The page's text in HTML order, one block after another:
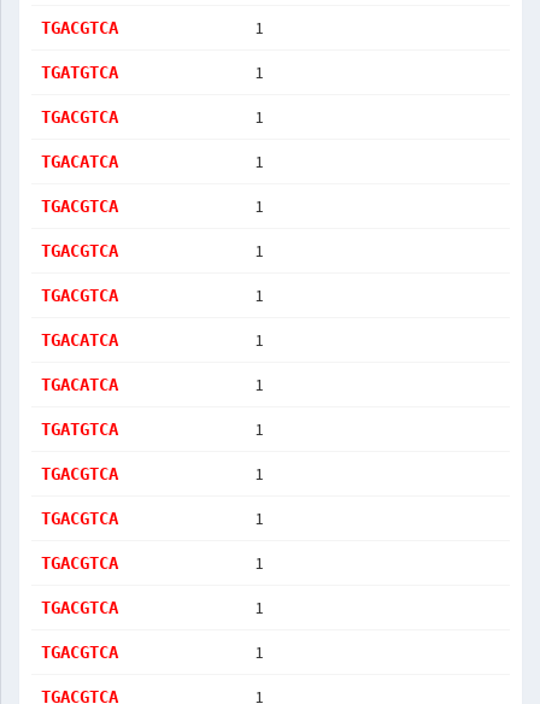
TGACGTCA 1
TGATGTCA 1
TGACGTCA 1
TGACATCA 1
TGACGTCA 1
TGACGTCA 1
TGACGTCA 1
TGACATCA 1
TGACATCA 1
TGATGTCA 1
TGACGTCA 1
TGACGTCA 1
TGACGTCA 1
TGACGTCA 1
TGACGTCA 1
TGACGTCA 1